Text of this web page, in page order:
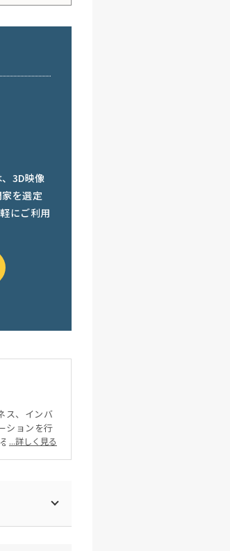
3D映像
を選定
にご利用
ス、インバ
ションを行
。
...詳しく見る